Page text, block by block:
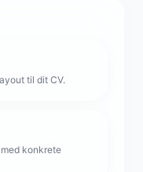
til dit CV.
konkrete